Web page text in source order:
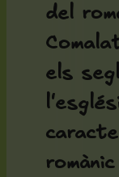
del
els